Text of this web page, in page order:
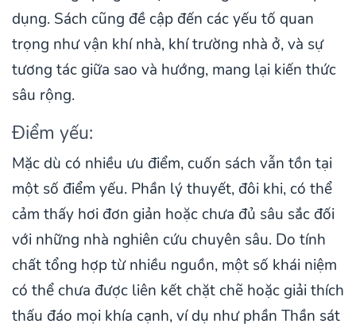
dụng. Sách cũng đề cập đến các yếu tố quan
trọng như vận khí nhà, khí trường nhà ở, và sự
tương tác giữa sao và hướng, mang lại kiến thức
sâu rộng.
Điểm yếu:
Mặc dù có nhiều ưu điểm, cuốn sách vẫn tồn tại
một số điểm yếu. Phần lý thuyết, đôi khi, có thể
cảm thấy hơi đơn giản hoặc chưa đủ sâu sắc đối
với những nhà nghiên cứu chuyên sâu. Do tính
chất tổng hợp từ nhiều nguồn, một số khái niệm
có thể chưa được liên kết chặt chẽ hoặc giải thích
thấu đáo mọi khía cạnh, ví dụ như phần Thần sát